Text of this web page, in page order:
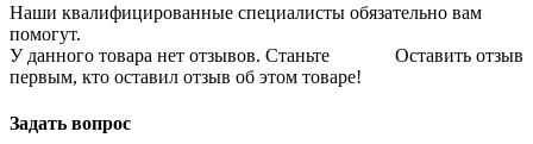
Наши квалифицированные специалисты обязательно вам
помогут.
Оставить отзыв
У данного товара нет отзывов. Станьте
первым, кто оставил отзыв об этом товаре!
Задать вопрос